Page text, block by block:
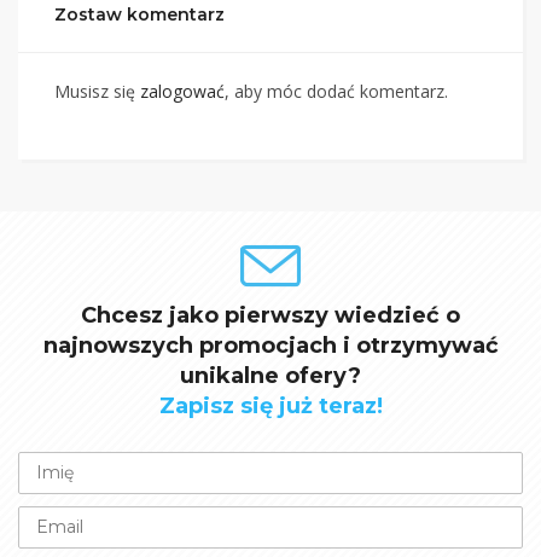
Zostaw komentarz
Musisz się zalogować, aby móc dodać komentarz.
Chcesz jako pierwszy wiedzieć o
najnowszych promocjach i otrzymywać
unikalne ofery?
Zapisz się już teraz!